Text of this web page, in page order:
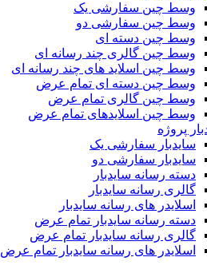
وسط چین سفارشی یک
وسط چین سفارشی دو
وسط چین دسته ای
وسط چین گالری چند رسانه ای
وسط چین اسلاید های چند رسانه ای
وسط چین دسته ای تمام عرض
وسط چین گالری تمام عرض
وسط چین اسلایدهای تمام عرض
پروژه
سایدبار سفارشی یک
سایدبار سفارشی دو
دسته رسانه سایدبار
گالری رسانه سایدبار
اسلایدر های رسانه سایدبار
دسته رسانه سایدبار تمام عرض
گالری رسانه سایدبار تمام عرض
اسلایدر های رسانه سایدبار تمام عرض